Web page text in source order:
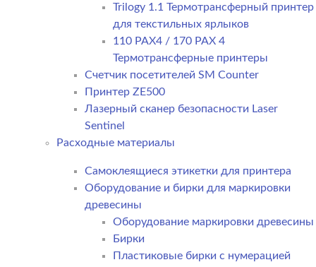
Trilogy 1.1 Термотрансферный принтер
для текстильных ярлыков
110 PAX4 / 170 PAX 4
Термотрансферные принтеры
Счетчик посетителей SM Counter
Принтер ZE500
Лазерный сканер безопасности Laser
Sentinel
Расходные материалы
Самоклеящиеся этикетки для принтера
Оборудование и бирки для маркировки
древесины
Оборудование маркировки древесины
Бирки
Пластиковые бирки с нумерацией